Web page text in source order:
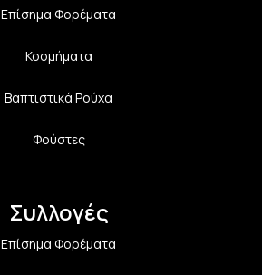
Επίσημα Φορέματα
Κοσμήματα
Βαπτιστικά Ρούχα
Φούστες
Συλλογές
Επίσημα Φορέματα